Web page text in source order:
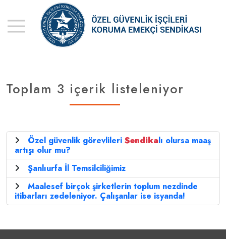
Toplam 3 içerik listeleniyor
Özel güvenlik görevlileri Sendikalı olursa maaş
artışı olur mu?
Şanlıurfa İl Temsilciliğimiz
Maalesef birçok şirketlerin toplum nezdinde
itibarları zedeleniyor. Çalışanlar ise isyanda!